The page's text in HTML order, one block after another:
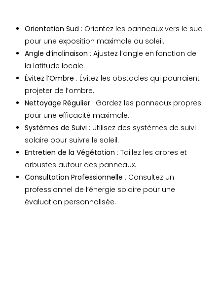
Orientation Sud : Orientez les panneaux vers le sud
pour une exposition maximale au soleil.
Angle d’inclinaison : Ajustez l’angle en fonction de
la latitude locale.
Évitez l’Ombre : Évitez les obstacles qui pourraient
projeter de l’ombre.
Nettoyage Régulier : Gardez les panneaux propres
pour une efficacité maximale.
Systèmes de Suivi : Utilisez des systèmes de suivi
solaire pour suivre le soleil.
Entretien de la Végétation : Taillez les arbres et
arbustes autour des panneaux.
Consultation Professionnelle : Consultez un
professionnel de l’énergie solaire pour une
évaluation personnalisée.